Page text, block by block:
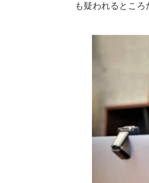
も疑われるところ